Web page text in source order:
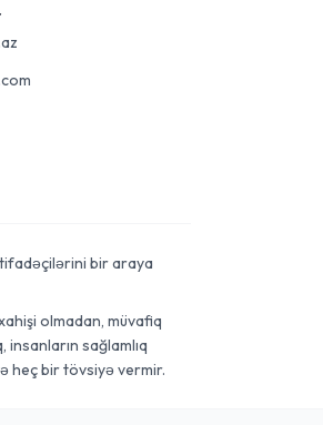
bir araya
olmadan, müvafiq
sağlamlıq
heç bir tövsiyə vermir.